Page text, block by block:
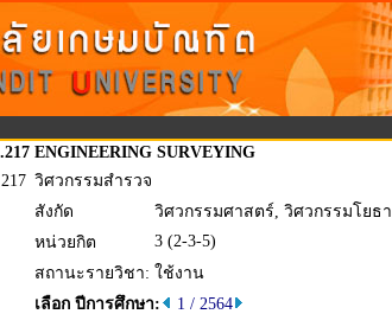
ENGINEERING SURVEYING
วิศวกรรมสำรวจ
สังกัด
วิศวกรรมศาสตร์, วิศวกรรมโยธา
หน่วยกิต
3 (2-3-5)
สถานะรายวิชา: ใช้งาน
เลือก ปีการศึกษา:
1 / 2564